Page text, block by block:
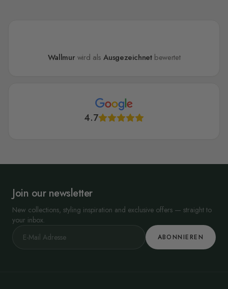
Wallmur wird alsAusgezeichnetbewertet
4.7
Join our newsletter
New collections, styling inspiration and exclusive offers — straight to
your inbox.
ABONNIEREN